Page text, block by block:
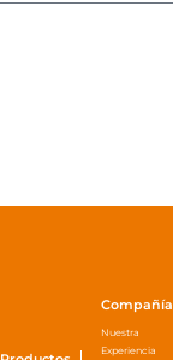
Compañía
Nuestra
Experiencia